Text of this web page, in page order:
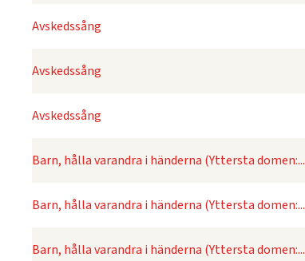
Avskedssång
Avskedssång
Avskedssång
Barn, hålla varandra i händerna (Yttersta domen:...
Barn, hålla varandra i händerna (Yttersta domen:...
Barn, hålla varandra i händerna (Yttersta domen:...